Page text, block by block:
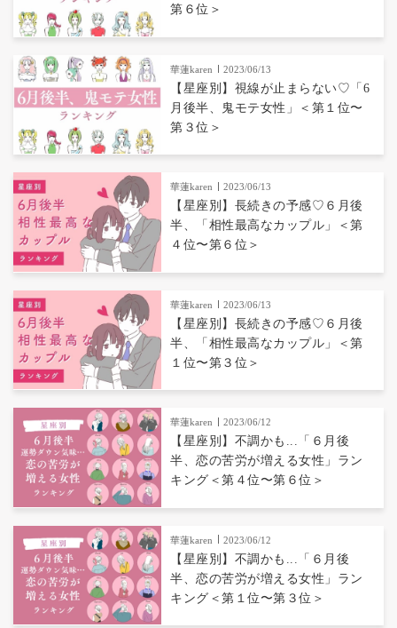
第６位＞
華蓮karen 2023/06/13
【星座別】視線が止まらない♡「6
月後半、鬼モテ女性」＜第１位〜
第３位＞
華蓮karen 2023/06/13
【星座別】長続きの予感♡６月後
半、「相性最高なカップル」＜第
４位〜第６位＞
華蓮karen 2023/06/13
【星座別】長続きの予感♡６月後
半、「相性最高なカップル」＜第
１位〜第３位＞
華蓮karen 2023/06/12
【星座別】不調かも...「６月後
半、恋の苦労が増える女性」ラン
キング＜第４位〜第６位＞
華蓮karen 2023/06/12
【星座別】不調かも...「６月後
半、恋の苦労が増える女性」ラン
キング＜第１位〜第３位＞